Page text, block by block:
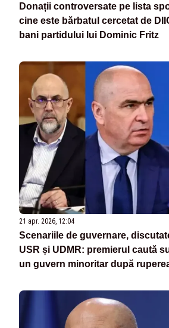
Donații controversate pe lista
cine este bărbatul cercetat de
bani partidului lui Dominic Fritz
21 apr. 2026, 12:04
Scenariile de guvernare,
USR și UDMR: premierul caută
un guvern minoritar după